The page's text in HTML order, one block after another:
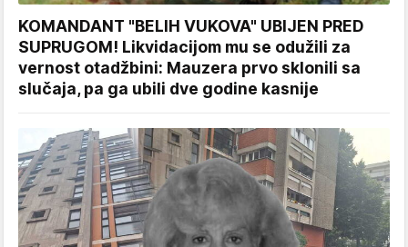
KOMANDANT "BELIH VUKOVA" UBIJEN PRED
SUPRUGOM! Likvidacijom mu se odužili za
vernost otadžbini: Mauzera prvo sklonili sa
slučaja, pa ga ubili dve godine kasnije